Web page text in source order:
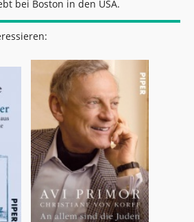
bei Boston in den USA.